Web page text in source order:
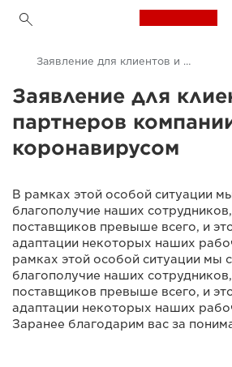
Canon
Заявление для клиентов и партнеров компании в связи с коронавирусом
Заявление для
партнеров
коронавирусом
В рамках этой особой ситуации
благополучие наших
поставщиков превыше всего, и
адаптации некоторых наших
рамках этой особой ситуации мы
благополучие наших
поставщиков превыше всего, и
адаптации некоторых наших
Заранее благодарим вас за